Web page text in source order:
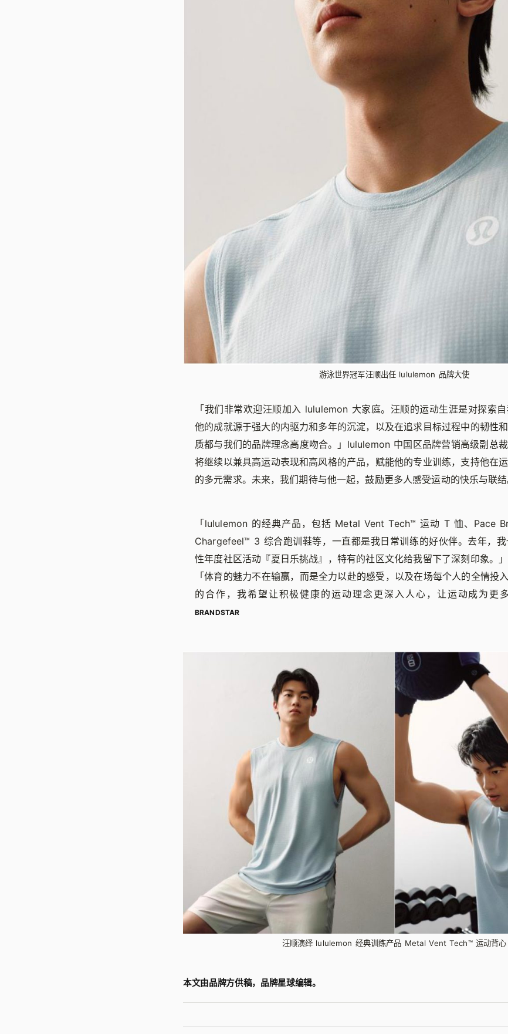
游泳世界冠军汪顺出任 lululemon 品牌大使
「我们非常欢迎汪顺加入 lululemon 大家庭。汪顺的运动生涯是对探索自
他的成就源于强大的内驱力和多年的沉淀，以及在追求目标过程中的韧性
质都与我们的品牌理念高度吻合。」lululemon 中国区品牌营销高级副总
将继续以兼具高运动表现和高风格的产品，赋能他的专业训练，支持他在
的多元需求。未来，我们期待与他一起，鼓励更多人感受运动的快乐与联结
「lululemon 的经典产品，包括 Metal Vent Tech™ 运动 T 恤、Pace
Chargefeel™ 3 综合跑训鞋等，一直都是我日常训练的好伙伴。去年，
性年度社区活动『夏日乐挑战』，特有的社区文化给我留下了深刻印象。」
「体育的魅力不在输赢，而是全力以赴的感受，以及在场每个人的全情投
的合作，我希望让积极健康的运动理念更深入人心，让运动成为更
BRANDSTAR
汪顺演绎 lululemon 经典训练产品 Metal Vent Tech™ 运动背心
本文由品牌方供稿，品牌星球编辑。